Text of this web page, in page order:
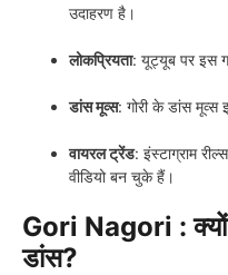
उदाहरण है।
लोकप्रियता: यूट्यूब पर इस
डांस मूव्स: गोरी के डांस मूव्स
वायरल ट्रेंड: इंस्टाग्राम
वीडियो बन चुके हैं।
Gori Nagori :
डांस?